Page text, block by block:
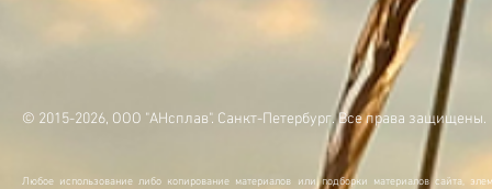
© 2015-2026, ООО "АНсплав". Санкт-Петербург. Все права защищены.
Любое использование либо копирование материалов или подборки материалов сайта,